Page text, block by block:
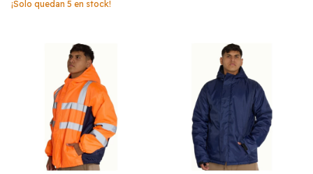
¡Solo quedan 5 en stock!